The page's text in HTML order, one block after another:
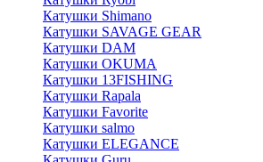
Катушки Shimano
Катушки SAVAGE GEAR
Катушки DAM
Катушки OKUMA
Катушки 13FISHING
Катушки Rapala
Катушки Favorite
Катушки salmo
Катушки ELEGANCE